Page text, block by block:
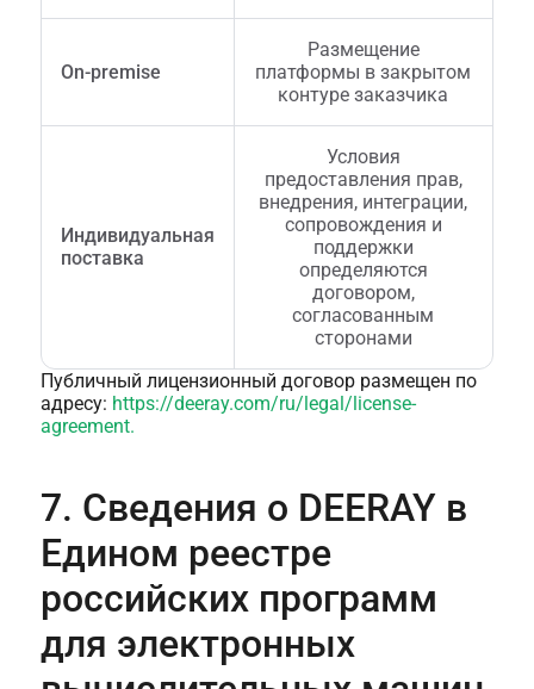
On-premise
Размещение
платформы в закрытом
контуре заказчика
Индивидуальная
поставка
Условия
предоставления прав,
внедрения, интеграции,
сопровождения и
поддержки
определяются
договором,
согласованным
сторонами
Публичный лицензионный договор размещен по
адресу: https://deeray.com/ru/legal/license-
agreement.
7. Сведения о DEERAY в
Едином реестре
российских программ
для электронных